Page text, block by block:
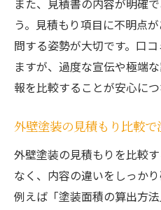
また、見積書の内容が明確
う。見積もり項目に不明点
問する姿勢が大切です。口
ますが、過度な宣伝や極端
報を比較することが安心につ
外壁塗装の見積もり比較
外壁塗装の見積もりを比較
なく、内容の違いをしっか
例えば「塗装面積の算出方